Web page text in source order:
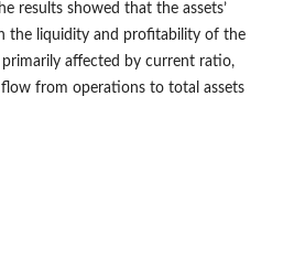
results showed that the assets’
the liquidity and profitability of the
primarily affected by current ratio,
flow from operations to total assets